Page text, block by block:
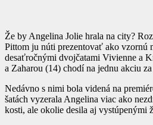
Že by Angelina Jolie hrala na city?
Pittom ju núti prezentovať ako vzornú
desaťročnými dvojčatami Vivienne a
a Zaharou (14) chodí na jednu akciu
Nedávno s nimi bola videná na
šatách vyzerala Angelina viac ako
kosti, ale okolie desila aj vystúpenými